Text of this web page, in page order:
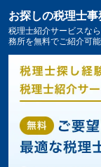
横須賀中央駅(
士・会計事務
お探しの税理士
税理士紹介サービスな
務所を無料でご紹介可能